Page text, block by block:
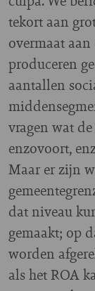
tekort aan
overmaat
produceren
aantallen
vragen wat
enzovoort,
Maar er zijn
dat niveau
gemaakt; op
worden
als het ROA